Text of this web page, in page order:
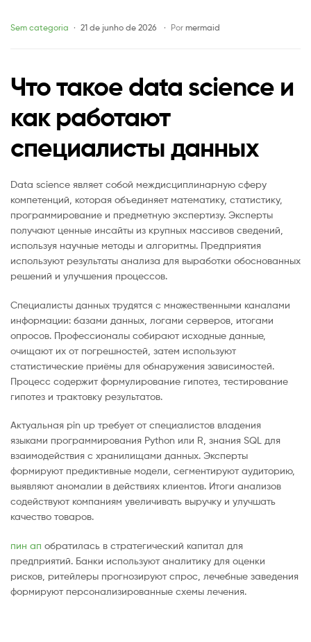
и
работают
специалисты
данных
Categories
Sem categoria 21 de junho de 2026 Por mermaid
Что такое data science и
как работают
специалисты данных
Data science являет собой междисциплинарную сферу
компетенций, которая объединяет математику, статистику,
программирование и предметную экспертизу. Эксперты
получают ценные инсайты из крупных массивов сведений,
используя научные методы и алгоритмы. Предприятия
используют результаты анализа для выработки обоснованных
решений и улучшения процессов.
Специалисты данных трудятся с множественными каналами
информации: базами данных, логами серверов, итогами
опросов. Профессионалы собирают исходные данные,
очищают их от погрешностей, затем используют
статистические приёмы для обнаружения зависимостей.
Процесс содержит формулирование гипотез, тестирование
гипотез и трактовку результатов.
Актуальная pin up требует от специалистов владения
языками программирования Python или R, знания SQL для
взаимодействия с хранилищами данных. Эксперты
формируют предиктивные модели, сегментируют аудиторию,
выявляют аномалии в действиях клиентов. Итоги анализов
содействуют компаниям увеличивать выручку и улучшать
качество товаров.
пин ап обратилась в стратегический капитал для
предприятий. Банки используют аналитику для оценки
рисков, ритейлеры прогнозируют спрос, лечебные заведения
формируют персонализированные схемы лечения.